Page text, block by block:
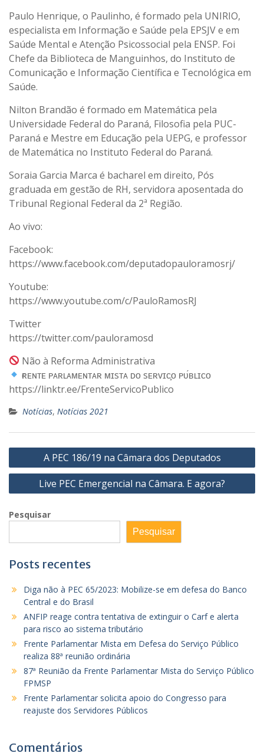
Paulo Henrique, o Paulinho, é formado pela UNIRIO,
especialista em Informação e Saúde pela EPSJV e em
Saúde Mental e Atenção Psicossocial pela ENSP. Foi
Chefe da Biblioteca de Manguinhos, do Instituto de
Comunicação e Informação Científica e Tecnológica em
Saúde.
Nilton Brandão é formado em Matemática pela
Universidade Federal do Paraná, Filosofia pela PUC-
Paraná e Mestre em Educação pela UEPG, e professor
de Matemática no Instituto Federal do Paraná.
Soraia Garcia Marca é bacharel em direito, Pós
graduada em gestão de RH, servidora aposentada do
Tribunal Regional Federal da 2ª Região.
Ao vivo:
Facebook:
https://www.facebook.com/deputadopauloramosrj/
Youtube:
https://www.youtube.com/c/PauloRamosRJ
Twitter
https://twitter.com/pauloramosd
Não à Reforma Administrativa
ғʀᴇɴᴛᴇ ᴘᴀʀʟᴀᴍᴇɴᴛᴀʀ ᴍɪsᴛᴀ ᴅᴏ sᴇʀᴠɪᴄ̧ᴏ ᴘᴜ́ʙʟɪᴄᴏ
https://linktr.ee/FrenteServicoPublico
Notícias, Notícias 2021
Navegação
de
A PEC 186/19 na Câmara dos Deputados
Live PEC Emergencial na Câmara. E agora?
Pesquisar
Pesquisar
Posts recentes
Diga não à PEC 65/2023: Mobilize-se em defesa do Banco
Central e do Brasil
ANFIP reage contra tentativa de extinguir o Carf e alerta
para risco ao sistema tributário
Frente Parlamentar Mista em Defesa do Serviço Público
realiza 88ª reunião ordinária
87ª Reunião da Frente Parlamentar Mista do Serviço Público
FPMSP
Frente Parlamentar solicita apoio do Congresso para
reajuste dos Servidores Públicos
Comentários